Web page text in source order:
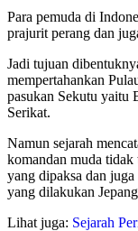
Para pemuda di
prajurit perang dan
Jadi tujuan
mempertahankan
pasukan Sekutu yaitu
Serikat.
Namun sejarah
komandan muda tidak
yang dipaksa dan
yang dilakukan
Lihat juga: Sejarah